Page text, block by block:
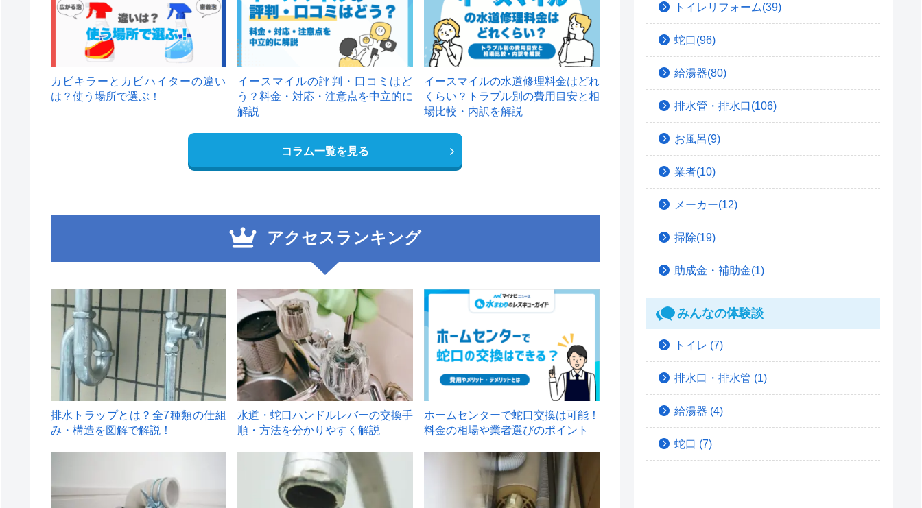
カビキラーとカビハイターの違い
は？使う場所で選ぶ！
イースマイルの評判・口コミはど
う？料金・対応・注意点を中立的に
解説
イースマイルの水道修理料金はどれ
くらい？トラブル別の費用目安と相
場比較・内訳を解説
コラム一覧を見る
アクセスランキング
1
排水トラップとは？全7種類の仕組
み・構造を図解で解説！
2
水道・蛇口ハンドルレバーの交換手
順・方法を分かりやすく解説
ホームセンターで蛇口交換は可能！
料金の相場や業者選びのポイント
トイレリフォーム(39)
蛇口(96)
給湯器(80)
排水管・排水口(106)
お風呂(9)
業者(10)
メーカー(12)
掃除(19)
助成金・補助金(1)
みんなの体験談
トイレ (7)
排水口・排水管 (1)
給湯器 (4)
蛇口 (7)